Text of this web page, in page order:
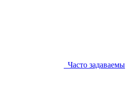
Часто задаваемы